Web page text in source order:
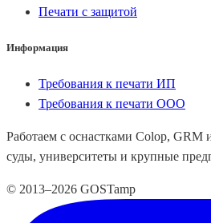
Печати с защитой
Информация
Требования к печати ИП
Требования к печати ООО
Работаем с оснастками Colop, GRM
суды, университеты и крупные
© 2013–2026 GOSTamp